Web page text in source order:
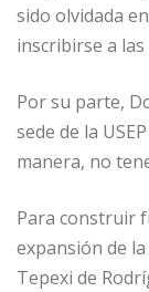
sido olvidada
inscribirse a
Por su parte,
sede de la
manera, no
Para construir
expansión de
Tepexi de